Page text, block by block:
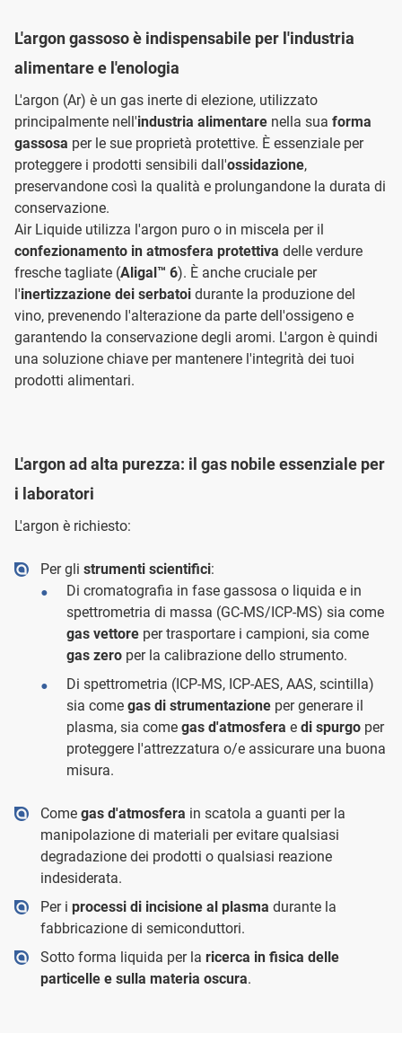
L'argon gassoso è indispensabile per l'industria
alimentare e l'enologia
L'argon (Ar) è un gas inerte di elezione, utilizzato
principalmente nell'industria alimentare nella sua forma
gassosa per le sue proprietà protettive. È essenziale per
proteggere i prodotti sensibili dall'ossidazione,
preservandone così la qualità e prolungandone la durata di
conservazione.
Air Liquide utilizza l'argon puro o in miscela per il
confezionamento in atmosfera protettiva delle verdure
fresche tagliate (Aligal™ 6). È anche cruciale per
l'inertizzazione dei serbatoi durante la produzione del
vino, prevenendo l'alterazione da parte dell'ossigeno e
garantendo la conservazione degli aromi. L'argon è quindi
una soluzione chiave per mantenere l'integrità dei tuoi
prodotti alimentari.
L'argon ad alta purezza: il gas nobile essenziale per
i laboratori
L'argon è richiesto:
Per gli strumenti scientifici:
Di cromatografia in fase gassosa o liquida e in
spettrometria di massa (GC-MS/ICP-MS) sia come
gas vettoreper trasportare i campioni, sia come
gas zero per la calibrazione dello strumento.
Di spettrometria (ICP-MS, ICP-AES, AAS, scintilla)
sia come gas di strumentazioneper generare il
plasma, sia come gas d'atmosfera e di spurgoper
proteggere l'attrezzatura o/e assicurare una buona
misura.
Come gas d'atmosfera in scatola a guanti per la
manipolazione di materiali per evitare qualsiasi
degradazione dei prodotti o qualsiasi reazione
indesiderata.
Per i processi di incisione al plasma durante la
fabbricazione di semiconduttori.
Sotto forma liquida per la ricerca in fisica delle
particelle e sulla materia oscura.